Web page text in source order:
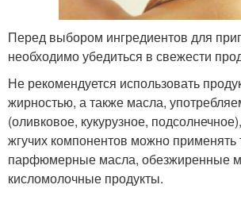
Перед выбором ингредиентов для
необходимо убедиться в свежести
Не рекомендуется использовать
жирностью, а также масла,
(оливковое, кукурузное,
жгучих компонентов можно
парфюмерные масла, обезжиренные
кисломолочные продукты.